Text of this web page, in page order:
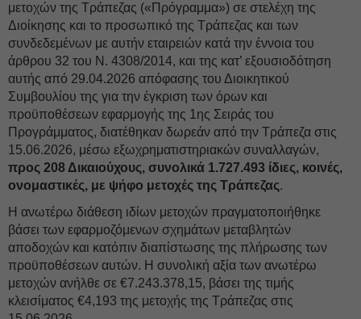
μετοχών της Τράπεζας («Πρόγραμμα») σε στελέχη της
Διοίκησης και το προσωπικό της Τράπεζας και των
συνδεδεμένων με αυτήν εταιρειών κατά την έννοια του
άρθρου 32 του Ν. 4308/2014, και της κατ’ εξουσιοδότηση
αυτής από 29.04.2026 απόφασης του Διοικητικού
Συμβουλίου της για την έγκριση των όρων και
προϋποθέσεων εφαρμογής της 1ης Σειράς του
Προγράμματος, διατέθηκαν δωρεάν από την Τράπεζα στις
15.06.2026, μέσω εξωχρηματιστηριακών συναλλαγών,
προς 208 Δικαιούχους, συνολικά 1.727.493 ίδιες, κοινές,
ονομαστικές, με ψήφο μετοχές της Τράπεζας.
Η ανωτέρω διάθεση ιδίων μετοχών πραγματοποιήθηκε
βάσει των εφαρμοζόμενων σχημάτων μεταβλητών
αποδοχών και κατόπιν διαπίστωσης της πλήρωσης των
προϋποθέσεων αυτών. Η συνολική αξία των ανωτέρω
μετοχών ανήλθε σε €7.243.378,15, βάσει της τιμής
κλεισίματος €4,193 της μετοχής της Τράπεζας στις